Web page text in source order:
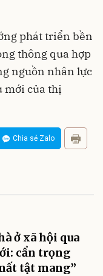
phát triển bền
thông qua hợp
nguồn nhân lực
mới của thị
Chia sẻ Zalo
ở xã hội qua
cẩn trọng
tật mang”